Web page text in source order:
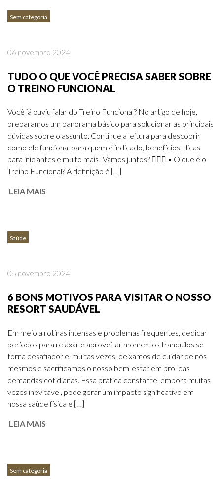
Sem categoria
06 novembro 2024
TUDO O QUE VOCÊ PRECISA SABER SOBRE
O TREINO FUNCIONAL
Você já ouviu falar do Treino Funcional? No artigo de hoje,
preparamos um panorama básico para solucionar as principais
dúvidas sobre o assunto. Continue a leitura para descobrir
como ele funciona, para quem é indicado, benefícios, dicas
para iniciantes e muito mais! Vamos juntos? 🏃‍♀️✨ • O que é o
Treino Funcional? A definição é […]
LEIA MAIS
Saúde
05 novembro 2024
6 BONS MOTIVOS PARA VISITAR O NOSSO
RESORT SAUDÁVEL
Em meio a rotinas intensas e problemas frequentes, dedicar
períodos para relaxar e aproveitar momentos tranquilos se
torna desafiador e, muitas vezes, deixamos de cuidar de nós
mesmos e sacrificamos o nosso bem-estar em prol das
demandas cotidianas. Essa prática constante, embora muitas
vezes inevitável, pode gerar um impacto significativo em
nossa saúde física e […]
LEIA MAIS
Sem categoria